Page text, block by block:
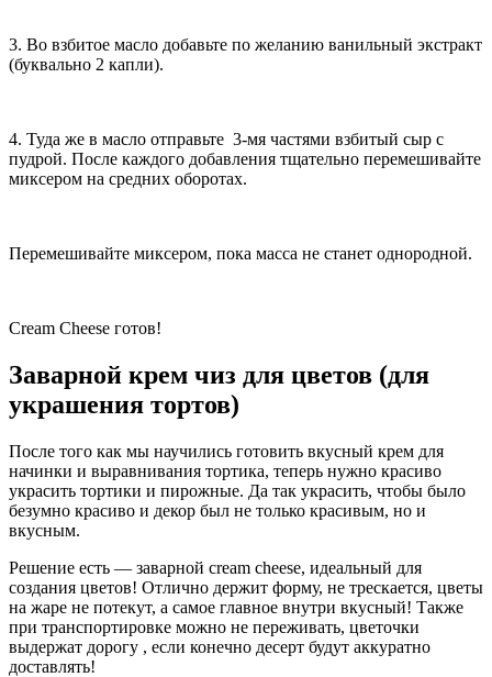
3. Во взбитое масло добавьте по желанию ванильный экстракт
(буквально 2 капли).
4. Туда же в масло отправьте 3-мя частями взбитый сыр с
пудрой. После каждого добавления тщательно перемешивайте
миксером на средних оборотах.
Перемешивайте миксером, пока масса не станет однородной.
Сream Сheese готов!
Заварной крем чиз для цветов (для
украшения тортов)
После того как мы научились готовить вкусный крем для
начинки и выравнивания тортика, теперь нужно красиво
украсить тортики и пирожные. Да так украсить, чтобы было
безумно красиво и декор был не только красивым, но и
вкусным.
Решение есть — заварной cream cheese, идеальный для
создания цветов! Отлично держит форму, не трескается, цветы
на жаре не потекут, а самое главное внутри вкусный! Также
при транспортировке можно не переживать, цветочки
выдержат дорогу , если конечно десерт будут аккуратно
доставлять!